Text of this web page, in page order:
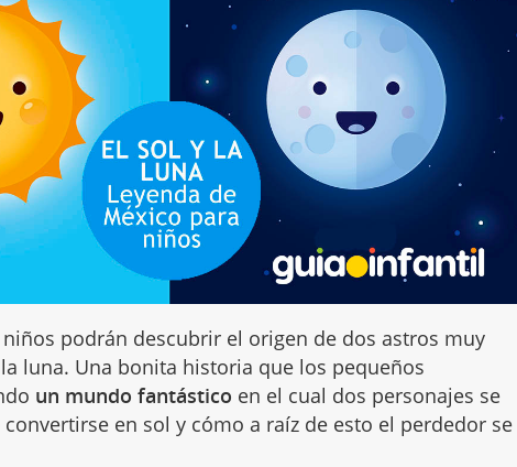
podrán descubrir el origen de dos astros muy
luna. Una bonita historia que los pequeños
un mundo fantástico en el cual dos personajes se
en sol y cómo a raíz de esto el perdedor se